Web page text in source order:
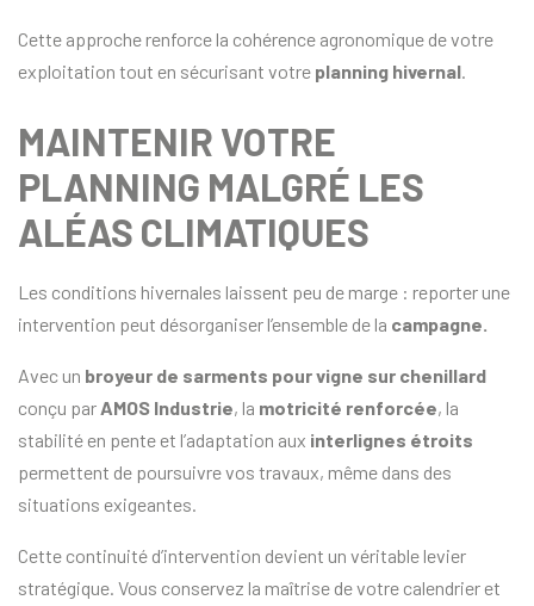
Cette approche renforce la cohérence agronomique de votre
exploitation tout en sécurisant votre planning hivernal
MAINTENIR VOTRE
PLANNING MALGRÉ LES
ALÉAS CLIMATIQUES
Les conditions hivernales laissent peu de marge : reporter une
intervention peut désorganiser l’ensemble de la campagne.
Avec un broyeur de sarments pour vigne sur chenillard
conçu par AMOS Industrie, la motricité renforcée, la
stabilité en pente et l’adaptation aux interlignes étroits
permettent de poursuivre vos travaux, même dans des
situations exigeantes.
Cette continuité d’intervention devient un véritable levier
stratégique. Vous conservez la maîtrise de votre calendrier et